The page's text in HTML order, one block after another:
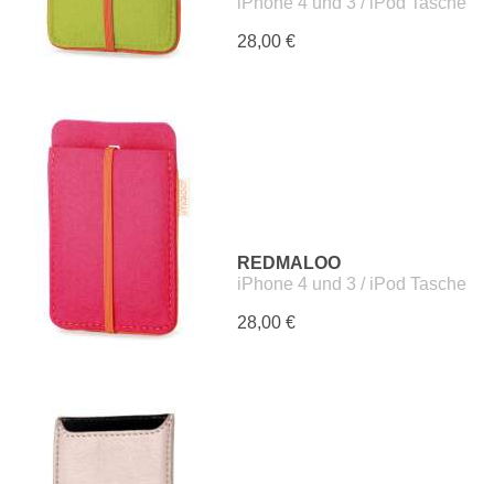
28,00 €
REDMALOO
iPhone 4 und 3 / iPod Tasche
28,00 €